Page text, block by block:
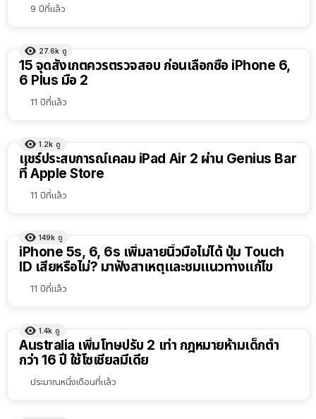
9 ปีที่แล้ว
27.6k ดู
15 จุดสังเกตควรตรวจสอบ ก่อนเลือกซื้อ iPhone 6,
6 Plus มือ 2
11 ปีที่แล้ว
1.2k ดู
แชร์ประสบการณ์เคลม iPad Air 2 ผ่าน Genius Bar
ที่ Apple Store
11 ปีที่แล้ว
149k ดู
iPhone 5s, 6, 6s เพิ่มลายนิ้วมือไม่ได้ ปุ่ม Touch
ID เสียหรือไม่? มาฟังสาเหตุและชมแนวทางแก้ไข
11 ปีที่แล้ว
1.4k ดู
Australia เพิ่มโทษปรับ 2 เท่า กฎหมายห้ามเด็กต่ำ
กว่า 16 ปี ใช้โซเชียลมีเดีย
ประมาณหนึ่งเดือนที่แล้ว